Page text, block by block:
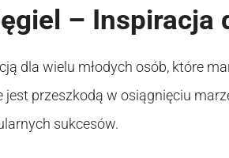
– Inspiracja
dla wielu młodych osób, które
jest przeszkodą w osiągnięciu
sukcesów.